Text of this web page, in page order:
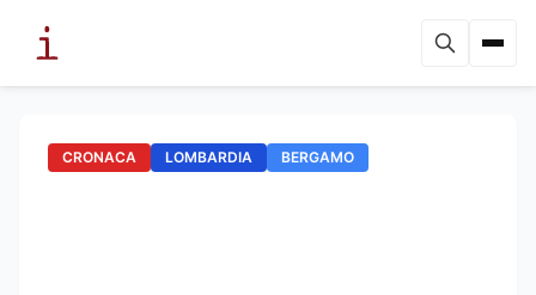
CRONACA LOMBARDIA BERGAMO